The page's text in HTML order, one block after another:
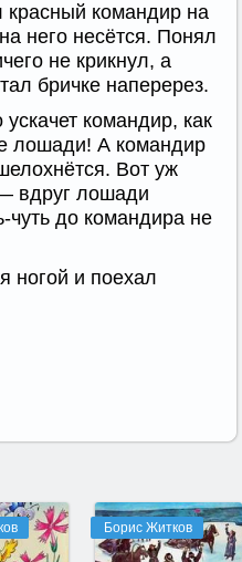
красный командир на
него несётся. Понял
не крикнул, а
бричке наперерез.
командир, как
лошади! А командир
Вот уж
вдруг лошади
чуть до командира не
ногой и поехал
Борис Житков